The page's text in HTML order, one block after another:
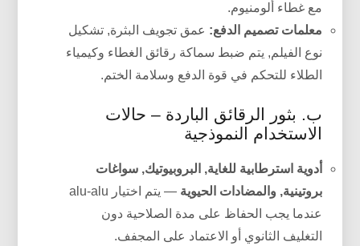
مع غطاء ألومنيوم.
معلمات تصميم الدفع: عمق تجويف البثرة, تشكيل
نوع الفيلم, يتم ضبط سماكة رقائق الغطاء وكيمياء
الطلاء للتحكم في قوة الدفع وسلامة الختم.
ب. بثور الرقائق الباردة – حالات
الاستخدام النموذجية
أدوية استرطابية للغاية, البروبيوتيك, سواغات
بروتينية, والمضادات الحيوية
— يتم اختيار alu-alu
عندما يجب الحفاظ على مدة الصلاحية دون
التغليف الثانوي أو الاعتماد على المجفف.